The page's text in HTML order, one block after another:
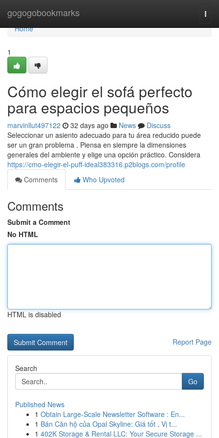
gogogobookmarks
Home
Home
1
Cómo elegir el sofá perfecto
para espacios pequeños
marvinllut497122 32 days ago News
Discuss
Seleccionar un asiento adecuado para tu área reducido puede
ser un gran problema . Piensa en siempre la dimensiones
generales del ambiente y elige una opción práctico. Considera
https://cmo-elegir-el-puff-ideal383316.p2blogs.com/profile
Comments
Who Upvoted
Comments
Submit a Comment
No HTML
HTML is disabled
Report Page
Search
Go
Published News
1 Obtain Large-Scale Newsletter Software : En...
1 Bán Căn hộ của Opal Skyline: Giá tốt , Vị t...
1 402K Storage & Rental LLC: Your Secure Storage ...